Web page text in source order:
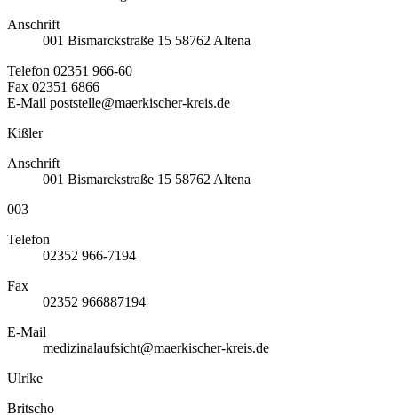
Anschrift
001 Bismarckstraße 15 58762 Altena
Telefon 02351 966-60
Fax 02351 6866
E-Mail poststelle@maerkischer-kreis.de
Kißler
Anschrift
001 Bismarckstraße 15 58762 Altena
003
Telefon
02352 966-7194
Fax
02352 966887194
E-Mail
medizinalaufsicht@maerkischer-kreis.de
Ulrike
Britscho